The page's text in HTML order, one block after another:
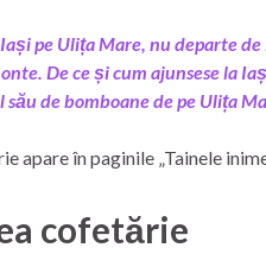
pe Ulița Mare, nu departe
De ce și cum ajunsese la
său de bomboane de pe Ulița
apare în paginile „Tainele
cofetărie